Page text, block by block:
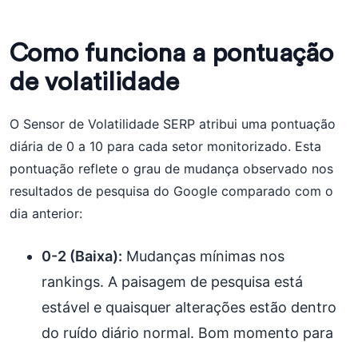
Como funciona a pontuação
de volatilidade
O Sensor de Volatilidade SERP atribui uma pontuação
diária de 0 a 10 para cada setor monitorizado. Esta
pontuação reflete o grau de mudança observado nos
resultados de pesquisa do Google comparado com o
dia anterior:
0-2 (Baixa): Mudanças mínimas nos
rankings. A paisagem de pesquisa está
estável e quaisquer alterações estão dentro
do ruído diário normal. Bom momento para